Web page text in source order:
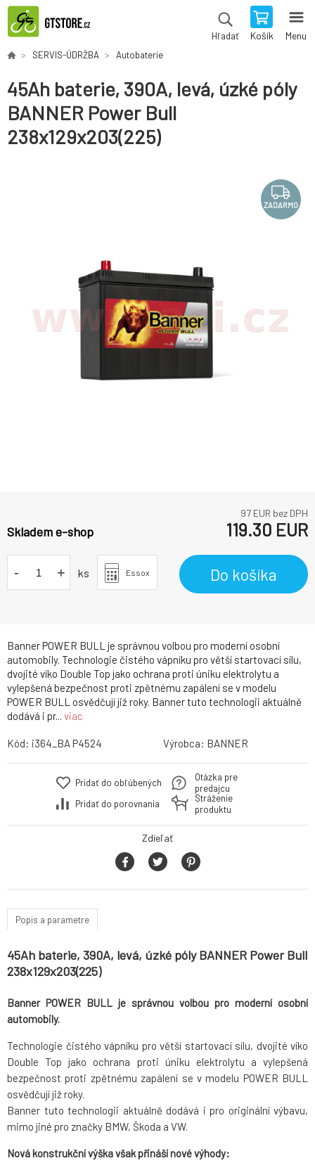
Hľadať Košík Menu
SERVIS-ÚDRŽBA Autobaterie
45Ah baterie, 390A, levá, úzké póly
BANNER Power Bull
238x129x203(225)
ZADARMO
Banner POWER BULL je správnou volbou pro moderní osobní
automobily. Technologie čistého vápníku pro větší startovací sílu,
dvojité víko Double Top jako ochrana proti úniku elektrolytu a
vylepšená bezpečnost proti zpětnému zapálení se v modelu
POWER BULL osvědčují již roky. Banner tuto technologii aktuálně
dodává i pr... viac
97 EUR bez DPH
Skladem e-shop 119.30 EUR
- + ks Essox Do košíka
Kód: i364_BA P4524 Výrobca: BANNER
Pridať do obľúbených
Pridať do porovnania
Otázka pre
predajcu
Stráženie
produktu
Zdieľať
Popis a parametre
45Ah baterie, 390A, levá, úzké póly BANNER Power Bull
238x129x203(225)
Banner POWER BULL je správnou volbou pro moderní osobní
automobily.
Technologie čistého vápníku pro větší startovací sílu, dvojité víko
Double Top jako ochrana proti úniku elektrolytu a vylepšená
bezpečnost proti zpětnému zapálení se v modelu POWER BULL
osvědčují již roky.
Banner tuto technologii aktuálně dodává i pro originální výbavu,
mimo jiné pro značky BMW, Škoda a VW.
Nová konstrukční výška však přináší nové výhody: